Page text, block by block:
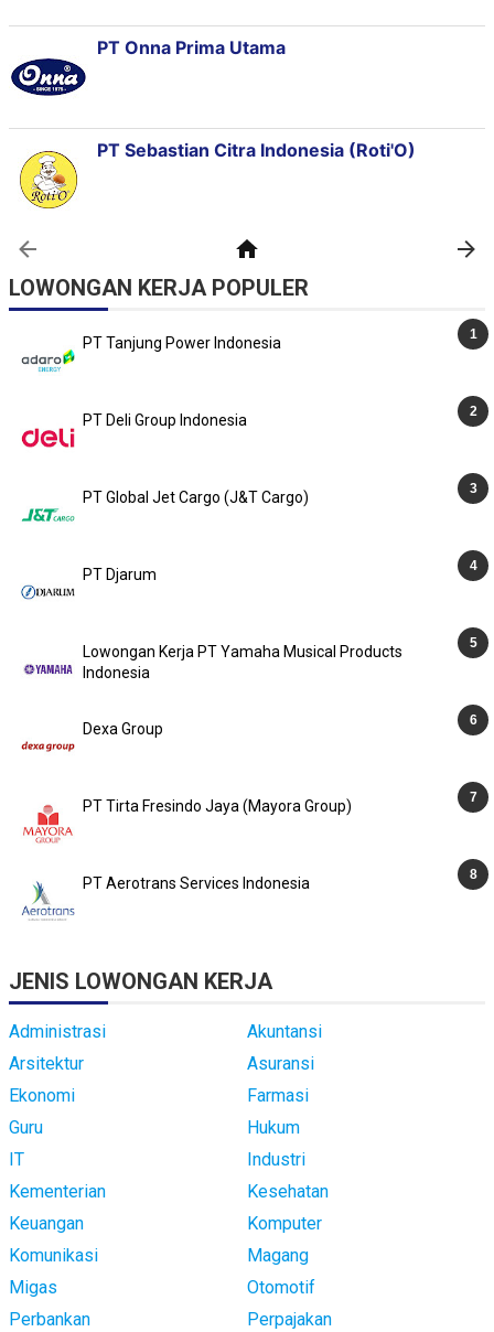
LOWONGAN KERJA POPULER
PT Tanjung Power Indonesia
PT Deli Group Indonesia
PT Global Jet Cargo (J&T Cargo)
PT Djarum
Lowongan Kerja PT Yamaha Musical Products
Indonesia
Dexa Group
PT Tirta Fresindo Jaya (Mayora Group)
PT Aerotrans Services Indonesia
JENIS LOWONGAN KERJA
Administrasi
Akuntansi
Arsitektur
Asuransi
Ekonomi
Farmasi
Guru
Hukum
IT
Industri
Kementerian
Kesehatan
Keuangan
Komputer
Komunikasi
Magang
Migas
Otomotif
Perbankan
Perpajakan